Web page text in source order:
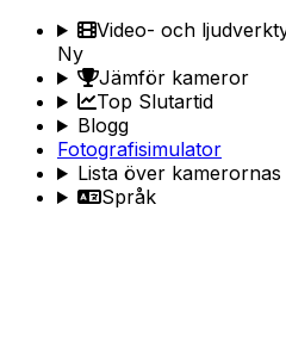
Video- och
Ny
Jämför kameror
Top Slutartid
Blogg
Fotografisimulator
Lista över
Språk